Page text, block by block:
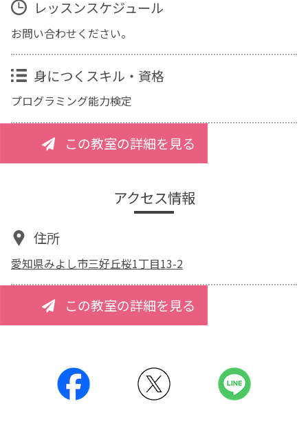
レッスンスケジュール
お問い合わせください。
身につくスキル・資格
プログラミング能力検定
この教室の詳細を見る
アクセス情報
住所
愛知県みよし市三好丘桜1丁目13-2
この教室の詳細を見る